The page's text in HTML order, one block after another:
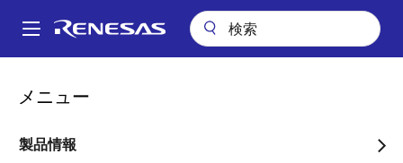
ン
Main
メニュー
製品情報
パ
ン
Usage and Configuration for MCU Module: Procedure of Sample